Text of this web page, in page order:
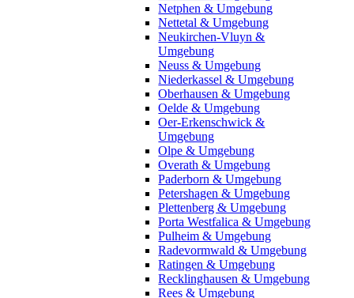
Netphen & Umgebung
Nettetal & Umgebung
Neukirchen-Vluyn &
Umgebung
Neuss & Umgebung
Niederkassel & Umgebung
Oberhausen & Umgebung
Oelde & Umgebung
Oer-Erkenschwick &
Umgebung
Olpe & Umgebung
Overath & Umgebung
Paderborn & Umgebung
Petershagen & Umgebung
Plettenberg & Umgebung
Porta Westfalica & Umgebung
Pulheim & Umgebung
Radevormwald & Umgebung
Ratingen & Umgebung
Recklinghausen & Umgebung
Rees & Umgebung